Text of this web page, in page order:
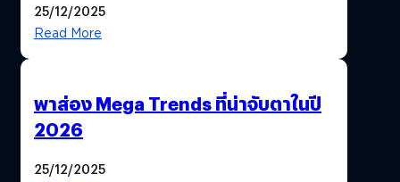
25/12/2025
Read More
พาส่อง Mega Trends ที่น่าจับตาในปี
2026
25/12/2025